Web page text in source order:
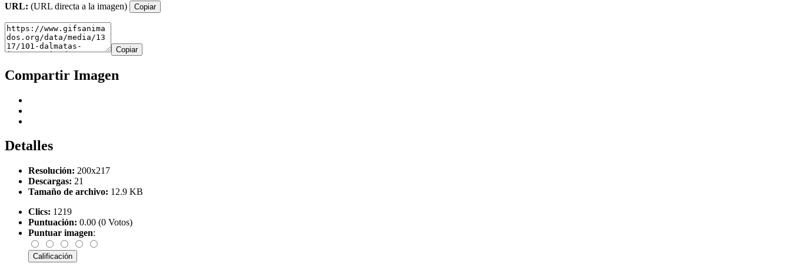
URL: (URL directa a la imagen) Copiar
Copiar
Compartir Imagen
Detalles
Resolución: 200x217
Descargas: 21
Tamaño de archivo: 12.9 KB
Clics: 1219
Puntuación: 0.00 (0 Votos)
Puntuar imagen: